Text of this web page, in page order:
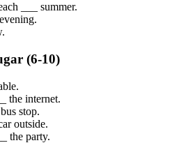
___ summer.
(6-10)
the internet.
stop.
outside.
the party.